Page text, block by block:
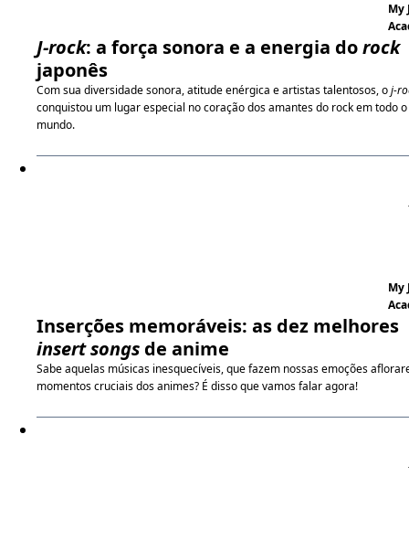
My
J-rock: a força sonora e a energia dorock
japonês
Com sua diversidade sonora, atitude enérgica e artistas talentosos, oj-
conquistou um lugar especial no coração dos amantes do rock em todo o
mundo.
My
Inserções memoráveis: as dez melhores
insert songs de anime
Sabe aquelas músicas inesquecíveis, que fazem nossas emoções
momentos cruciais dos animes? É disso que vamos falar agora!